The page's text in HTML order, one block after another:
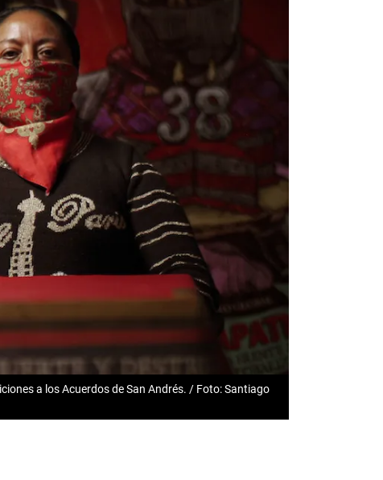
a los Acuerdos de San Andrés. / Foto: Santiago